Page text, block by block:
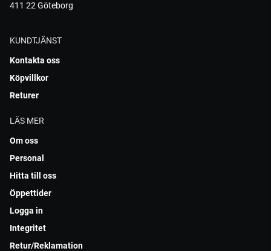
411 22 Göteborg
KUNDTJÄNST
Kontakta oss
Köpvillkor
Returer
LÄS MER
Om oss
Personal
Hitta till oss
Öppettider
Logga in
Integritet
Retur/Reklamation